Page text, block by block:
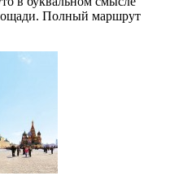
Полный маршрут